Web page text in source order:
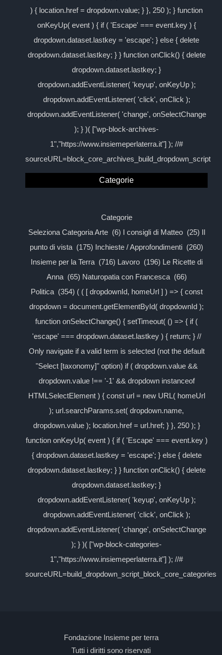
) { location.href = dropdown.value; } }, 250 ); } function
onKeyUp( event ) { if ( 'Escape' === event.key ) {
dropdown.dataset.lastkey = 'escape'; } else { delete
dropdown.dataset.lastkey; } } function onClick() { delete
dropdown.dataset.lastkey; }
dropdown.addEventListener( 'keyup', onKeyUp );
dropdown.addEventListener( 'click', onClick );
dropdown.addEventListener( 'change', onSelectChange
); } )( ["wp-block-archives-
1","https://www.insiemeperlaterra.it"] ); //#
sourceURL=block_core_archives_build_dropdown_script
Categorie
Categorie
Seleziona Categoria Arte (6) I consigli di Matteo (25) Il
punto di vista (175) Inchieste / Approfondimenti (260)
Insieme per la Terra (716) Lavoro (196) Le Ricette di
Anna (65) Naturopatia con Francesca (66)
Politica (354) ( ( [ dropdownId, homeUrl ] ) => { const
dropdown = document.getElementById( dropdownId );
function onSelectChange() { setTimeout( () => { if (
'escape' === dropdown.dataset.lastkey ) { return; } //
Only navigate if a valid term is selected (not the default
"Select [taxonomy]" option) if ( dropdown.value &&
dropdown.value !== '-1' && dropdown instanceof
HTMLSelectElement ) { const url = new URL( homeUrl
); url.searchParams.set( dropdown.name,
dropdown.value ); location.href = url.href; } }, 250 ); }
function onKeyUp( event ) { if ( 'Escape' === event.key )
{ dropdown.dataset.lastkey = 'escape'; } else { delete
dropdown.dataset.lastkey; } } function onClick() { delete
dropdown.dataset.lastkey; }
dropdown.addEventListener( 'keyup', onKeyUp );
dropdown.addEventListener( 'click', onClick );
dropdown.addEventListener( 'change', onSelectChange
); } )( ["wp-block-categories-
1","https://www.insiemeperlaterra.it"] ); //#
sourceURL=build_dropdown_script_block_core_categories
Fondazione Insieme per terra
Tutti i diritti sono riservati